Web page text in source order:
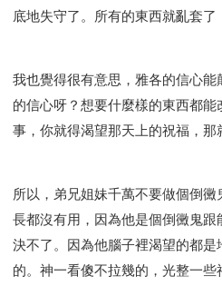
底地失守了。所有的東西就亂套了
我也覺得很有意思，雅各的信心
的信心呀？想要什麼樣的東西都
事，你就得渴望那天上的祝福，那
所以，弟兄姐妹千萬不要做個倒
長都沒有用，因為他是個倒黴鬼
決不了。因為他腦子裡渴望的都
的。神一看傻不拉幾的，光整一